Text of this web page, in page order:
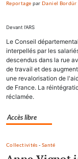
Reportage par Daniel Bordür
Devant l'ARS
Le Conseil
interpellés par les
descendus dans la rue
de travail et des
une revalorisation de
de France. La
réclamée.
Accès libre
Collectivités - Santé